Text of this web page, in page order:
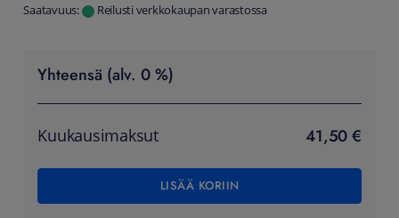
Saatavuus: Reilusti verkkokaupan varastossa
Yhteensä (alv. 0 %)
Kuukausimaksut 41,50 €
LISÄÄ KORIIN